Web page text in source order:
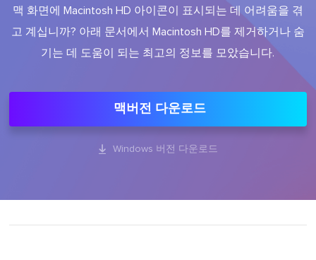
맥 화면에 Macintosh HD 아이콘이 표시되는 데 어려움을 겪
고 계십니까? 아래 문서에서 Macintosh HD를 제거하거나 숨
기는 데 도움이 되는 최고의 정보를 모았습니다.
맥버전 다운로드
 Windows 버전 다운로드